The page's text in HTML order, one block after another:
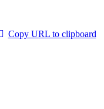
Copy URL to clipboard